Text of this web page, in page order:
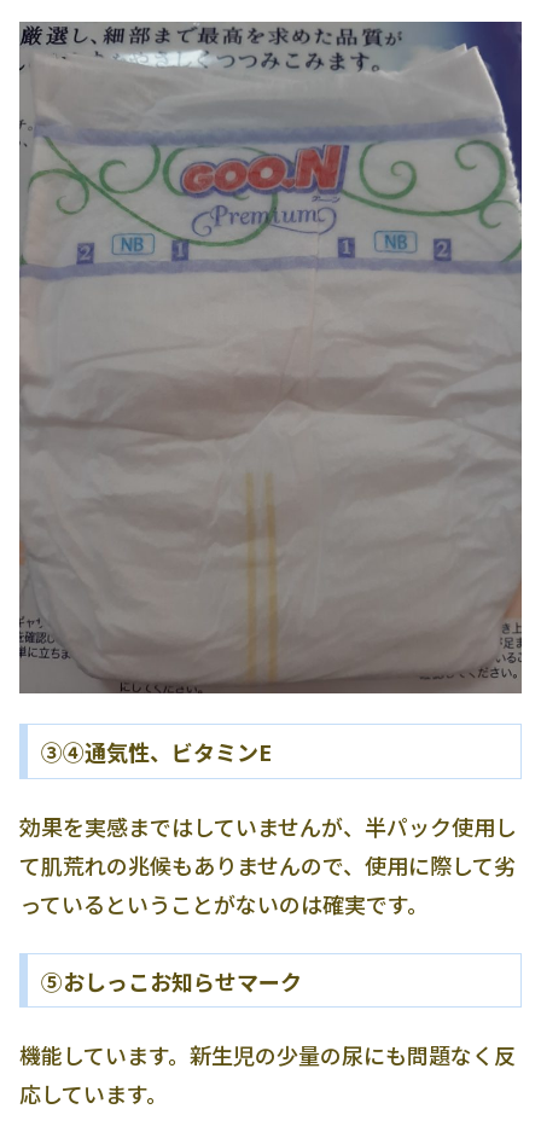
③④通気性、ビタミンE
効果を実感まではしていませんが、半パック使用し
て肌荒れの兆候もありませんので、使用に際して劣
っているということがないのは確実です。
⑤おしっこお知らせマーク
機能しています。新生児の少量の尿にも問題なく反
応しています。